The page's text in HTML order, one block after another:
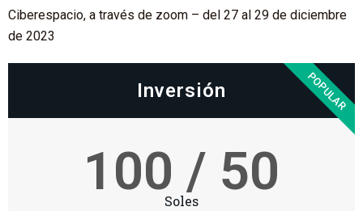
Ciberespacio, a través de zoom – del 27 al 29 de diciembre
de 2023
Inversión
100 / 50
Soles
POPULAR